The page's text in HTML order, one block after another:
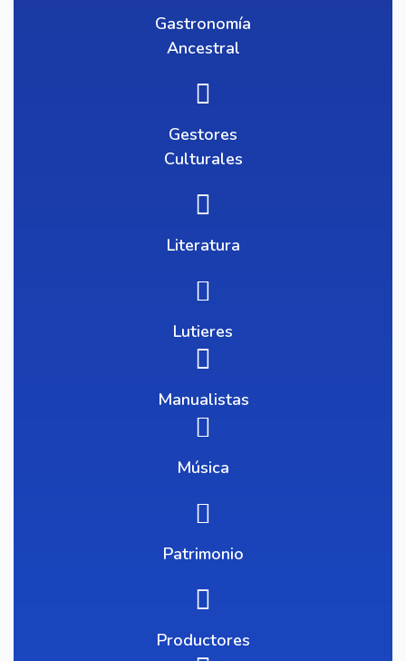
Gastronomía
Ancestral
Gestores
Culturales
Literatura
Lutieres
Manualistas
Música
Patrimonio
Productores